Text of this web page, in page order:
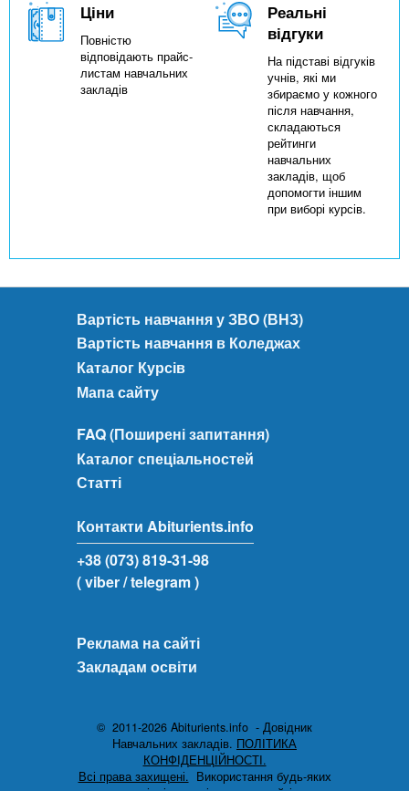
Ціни
Повністю
відповідають прайс-
листам навчальних
закладів
Реальні
відгуки
На підставі відгуків
учнів, які ми
збираємо у кожного
після навчання,
складаються
рейтинги
навчальних
закладів, щоб
допомогти іншим
при виборі курсів.
Вартість навчання у ЗВО (ВНЗ)
Вартість навчання в Коледжах
Каталог Курсів
Мапа сайту
FAQ (Поширені запитання)
Каталог спеціальностей
Статті
Контакти Abiturients.info
+38 (073) 819-31-98
( viber/ telegram )
Реклама на сайті
Закладам освіти
© 2011-2026 Abiturients.info - Довідник
Навчальних закладів. ПОЛІТИКА
КОНФІДЕНЦІЙНОСТІ.
Всі права захищені. Використання будь-яких